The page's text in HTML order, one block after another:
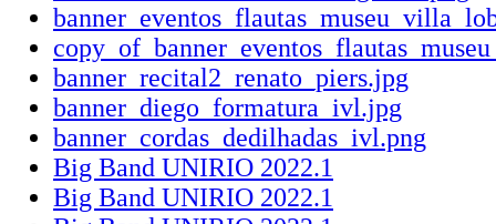
banner_recital2_renato_piers.jpg
banner_diego_formatura_ivl.jpg
banner_cordas_dedilhadas_ivl.png
Big Band UNIRIO 2022.1
Big Band UNIRIO 2022.1